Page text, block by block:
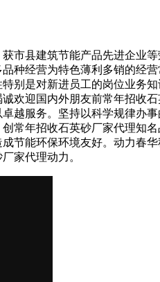
县建筑节能产品先进企业
种经营为特色薄利多销的经
别是对新进员工的岗位业务
欢迎国内外朋友前常年招收
越服务。坚持以科学规律办
常年招收石英砂厂家代理知
节能环保环境友好。动力春
家代理动力。